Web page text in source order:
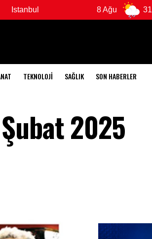
31°C
TEKNOLOJI SAĞLIK SON HABERLER
2025